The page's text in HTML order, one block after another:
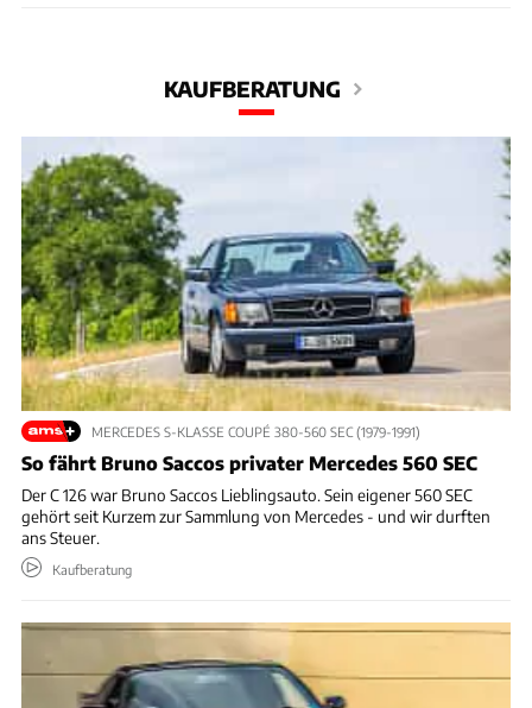
KAUFBERATUNG
MERCEDES S-KLASSE COUPÉ 380-560 SEC (1979-1991)
So fährt Bruno Saccos privater Mercedes 560 SEC
Der C 126 war Bruno Saccos Lieblingsauto. Sein eigener 560 SEC
gehört seit Kurzem zur Sammlung von Mercedes - und wir durften
ans Steuer.
Kaufberatung